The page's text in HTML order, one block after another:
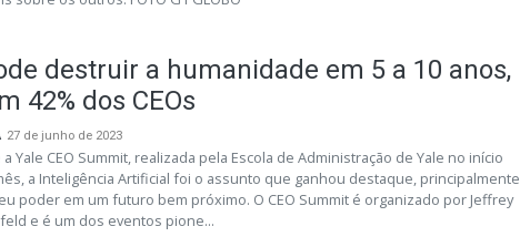
destruir a humanidade em 5 a 10 anos,
42% dos CEOs
27 de junho de 2023
Yale CEO Summit, realizada pela Escola de Administração de Yale no início
a Inteligência Artificial foi o assunto que ganhou destaque, principalmente
poder em um futuro bem próximo. O CEO Summit é organizado por Jeffrey
e é um dos eventos pione...